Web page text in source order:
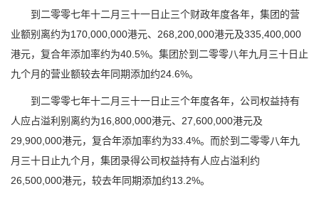
到二零零七年十二月三十一日止三个财政年度各年，集团的营
业额别离约为170,000,000港元、268,200,000港元及335,400,000
港元，复合年添加率约为40.5%。集团於到二零零八年九月三十日止
九个月的营业额较去年同期添加约24.6%。
到二零零七年十二月三十一日止三个年度各年，公司权益持有
人应占溢利别离约为16,800,000港元、27,600,000港元及
29,900,000港元，复合年添加率约为33.4%。而於到二零零八年九
月三十日止九个月，集团录得公司权益持有人应占溢利约
26,500,000港元，较去年同期添加约13.2%。